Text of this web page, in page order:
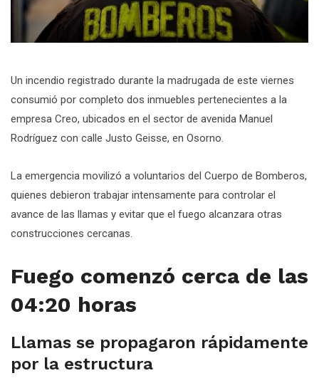
Un incendio registrado durante la madrugada de este viernes
consumió por completo dos inmuebles pertenecientes a la
empresa Creo, ubicados en el sector de avenida Manuel
Rodríguez con calle Justo Geisse, en Osorno.
La emergencia movilizó a voluntarios del Cuerpo de Bomberos,
quienes debieron trabajar intensamente para controlar el
avance de las llamas y evitar que el fuego alcanzara otras
construcciones cercanas.
Fuego comenzó cerca de las
04:20 horas
Llamas se propagaron rápidamente
por la estructura